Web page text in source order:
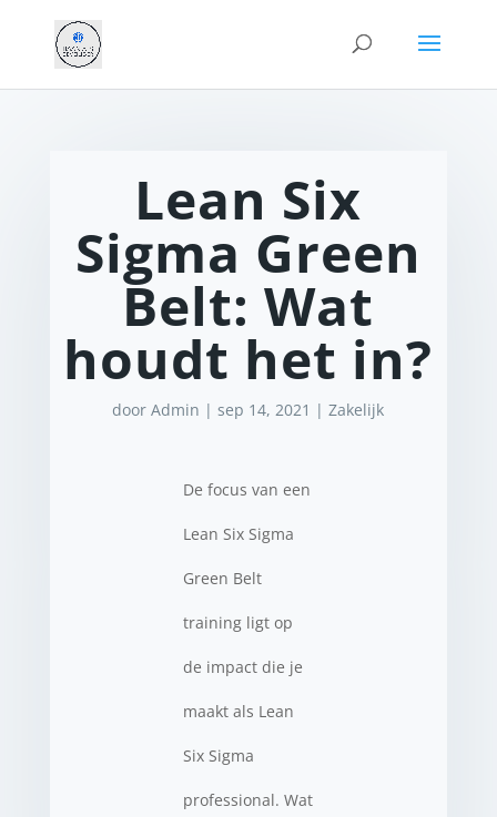
Lean Six
Sigma Green
Belt: Wat
houdt het in?
doorAdmin |sep 14, 2021 |Zakelijk
De focus van een
Lean Six Sigma
Green Belt
training ligt op
de impact die je
maakt als Lean
Six Sigma
professional. Wat